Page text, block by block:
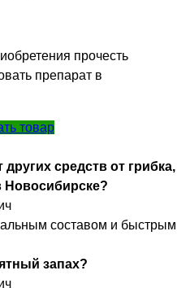
прочесть
препарат в
товар
средств от грибка,
Новосибирске?
составом и быстрым
запах?